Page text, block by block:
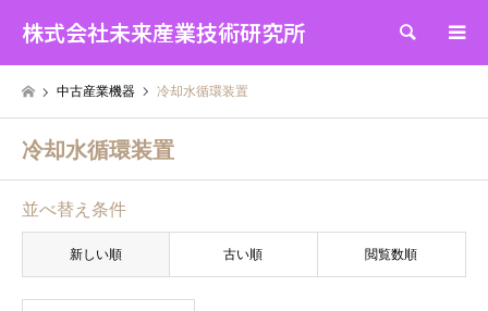
株式会社未来産業技術研究所 検索
中古産業機器 冷却水循環装置
冷却水循環装置
並べ替え条件
新しい順 古い順 閲覧数順